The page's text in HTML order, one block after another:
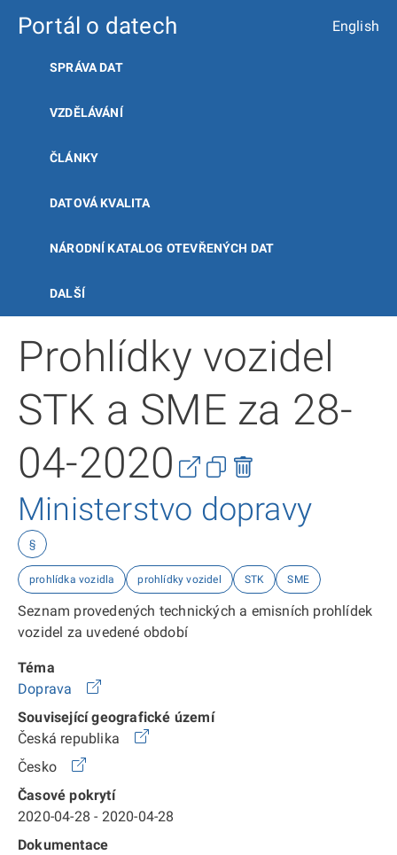
Portál o datech English
SPRÁVA DAT
VZDĚLÁVÁNÍ
ČLÁNKY
DATOVÁ KVALITA
NÁRODNÍ KATALOG OTEVŘENÝCH DAT
DALŠÍ
Prohlídky vozidel
STK a SME za 28-
04-2020
Ministerstvo dopravy
§
prohlídka vozidla prohlídky vozidel STK SME
Seznam provedených technických a emisních prohlídek
vozidel za uvedené období
Téma
Doprava
Související geografické území
Česká republika
Česko
Časové pokrytí
2020-04-28 - 2020-04-28
Dokumentace